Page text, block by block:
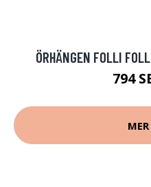
ÖRHÄNGEN FOLLI
794